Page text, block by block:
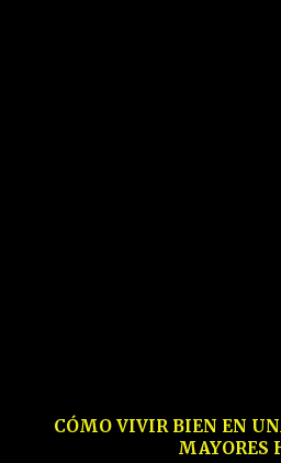
CÓMO VIVIR BIEN EN
MAYORES